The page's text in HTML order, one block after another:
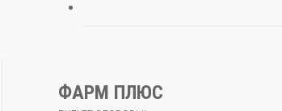
ФАРМ ПЛЮС